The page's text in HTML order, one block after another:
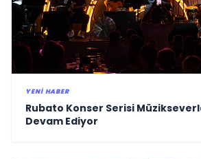
YENI HABER
Rubato Konser Serisi
Devam Ediyor